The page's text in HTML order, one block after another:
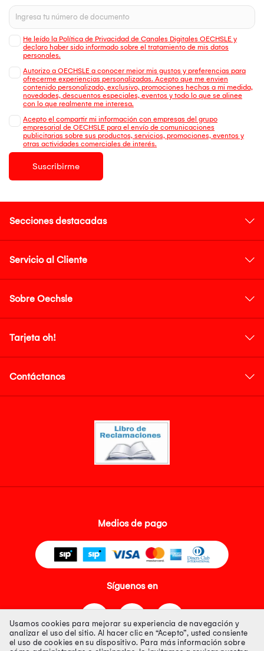
He leído la Política de Privacidad de Canales Digitales OECHSLE y
declaro haber sido informado sobre el tratamiento de mis datos
personales.
Autorizo a OECHSLE a conocer mejor mis gustos y preferencias para
ofrecerme experiencias personalizadas. Acepto que me envien
contenido personalizado, exclusivo, promociones hechas a mi medida,
novedades, descuentos especiales, eventos y todo lo que se alinee
con lo que realmente me interesa.
Acepto el compartir mi información con empresas del grupo
empresarial de OECHSLE para el envío de comunicaciones
publicitarias sobre sus productos, servicios, promociones, eventos y
otras actividades comerciales de interés.
Suscribirme
Secciones destacadas
Servicio al Cliente
Sobre Oechsle
Tarjeta oh!
Contáctanos
Medios de pago
Síguenos en
Usamos cookies para mejorar su experiencia de navegación y
analizar el uso del sitio. Al hacer clic en “Acepto”, usted consiente
el uso de cookies en su dispositivo. Para más información sobre